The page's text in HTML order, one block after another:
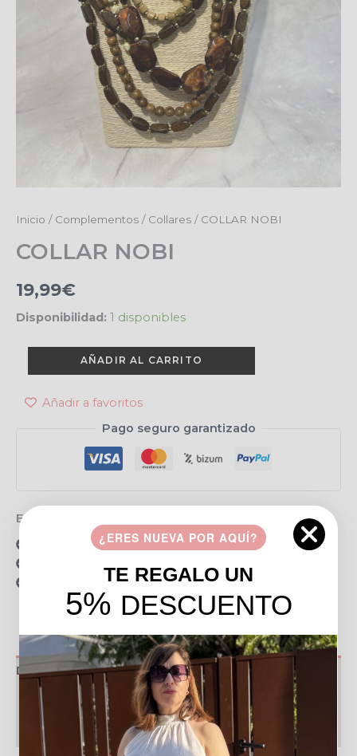
Inicio / Complementos / Collares / COLLAR NOBI
COLLAR NOBI
19,99€
Disponibilidad: 1 disponibles
COLLAR
cantidad
AÑADIR AL CARRITO
Añadir a favoritos
Pago seguro garantizado
Envío gratis en pedidos de más de 49 €
15 días para realizar devoluciones
Recogida en tienda gratis
Descripción
Valoraciones (0)
Política de devoluciones
¿ERES NUEVA POR AQUÍ?
TE REGALO UN
5% DESCUENTO